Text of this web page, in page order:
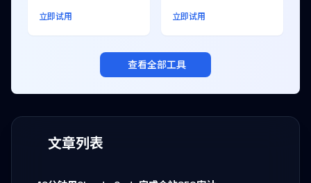
文章列表
立即试用 立即试用
查看全部工具